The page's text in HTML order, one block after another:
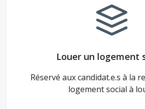
Louer un logement
Réservé aux candidat.e.s à la
logement social à